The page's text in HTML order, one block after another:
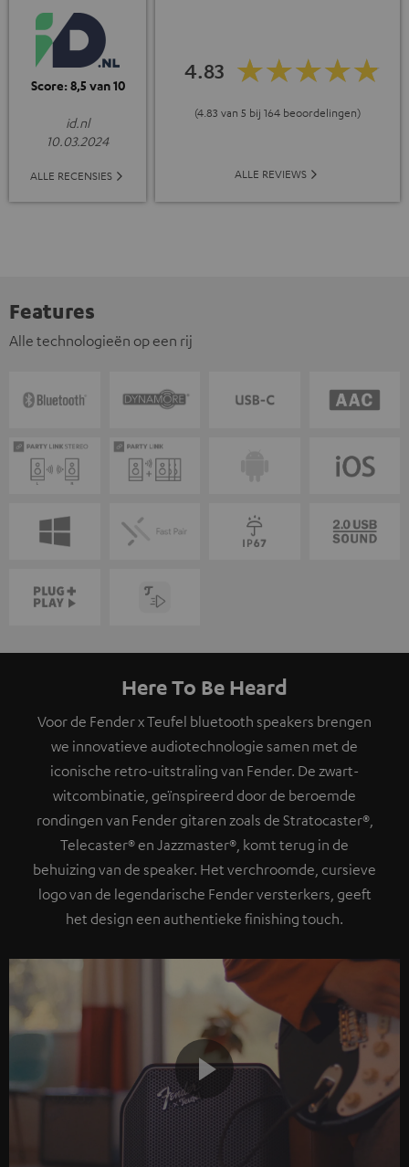
Score: 8,5 van 10
id.nl
10.03.2024
ALLE RECENSIES
4.83
(4.83 van 5 bij 164 beoordelingen)
ALLE REVIEWS
Features
Alle technologieën op een rij
Here To Be Heard
Voor de Fender x Teufel bluetooth speakers brengen
we innovatieve audiotechnologie samen met de
iconische retro-uitstraling van Fender. De zwart-
witcombinatie, geïnspireerd door de beroemde
rondingen van Fender gitaren zoals de Stratocaster®,
Telecaster® en Jazzmaster®, komt terug in de
behuizing van de speaker. Het verchroomde, cursieve
logo van de legendarische Fender versterkers, geeft
het design een authentieke finishing touch.
Play